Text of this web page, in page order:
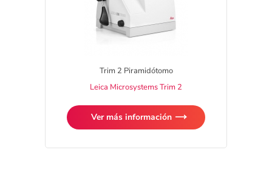
Trim 2 Piramidótomo
Leica Microsystems Trim 2
Ver más información